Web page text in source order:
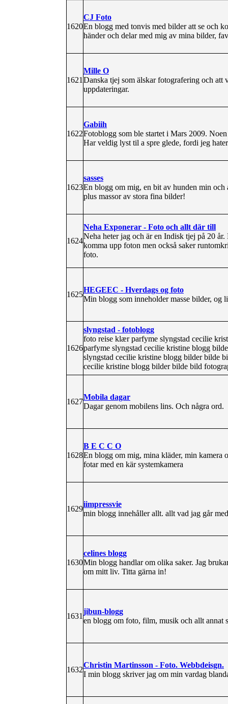
1620
CJ Foto
En blogg med tonvis med bilder att se och
händer och delar med mig av mina bilder,
1621
Mille O
Danska tjej som älskar fotografering och att
uppdateringar.
1622
Gabiih
Fotoblogg som ble startet i Mars 2009.
Har veldig lyst til a spre glede, fordi jeg
1623
sasses
En blogg om mig, en bit av hunden min
plus massor av stora fina bilder!
1624
Neha Exponerar - Foto och allt där till
Neha heter jag och är en Indisk tjej på 20
komma upp foton men också saker
foto.
1625
HEGEEC - Hverdags og foto
Min blogg som inneholder masse bilder, og
1626
slyngstad - fotoblogg
foto reise klær parfyme slyngstad cecilie
parfyme slyngstad cecilie kristine blogg
slyngstad cecilie kristine blogg bilder bilde
cecilie kristine blogg bilder bilde bild
1627
Mobila dagar
Dagar genom mobilens lins. Och några ord.
1628
B E C C O
En blogg om mig, mina kläder, min kamera
fotar med en kär systemkamera
1629
iimpressvie
min blogg innehåller allt. allt vad jag går
1630
celines blogg
Min blogg handlar om olika saker. Jag
om mitt liv. Titta gärna in!
1631
jibun-blogg
en blogg om foto, film, musik och allt annat
1632
Christin Martinsson - Foto. Webbdeisgn.
I min blogg skriver jag om min vardag